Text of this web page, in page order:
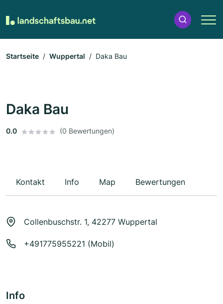
Startseite Wuppertal Daka Bau
Daka Bau
0.0 (0 Bewertungen)
Kontakt Info Map Bewertungen
Collenbuschstr. 1, 42277 Wuppertal
+491775955221 (Mobil)
Info